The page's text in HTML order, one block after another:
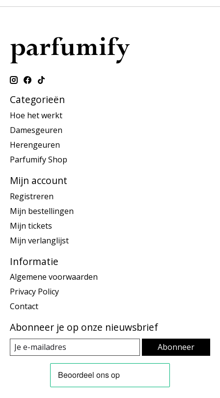
Categorieën
Hoe het werkt
Damesgeuren
Herengeuren
Parfumify Shop
Mijn account
Registreren
Mijn bestellingen
Mijn tickets
Mijn verlanglijst
Informatie
Algemene voorwaarden
Privacy Policy
Contact
Abonneer je op onze nieuwsbrief
Abonneer